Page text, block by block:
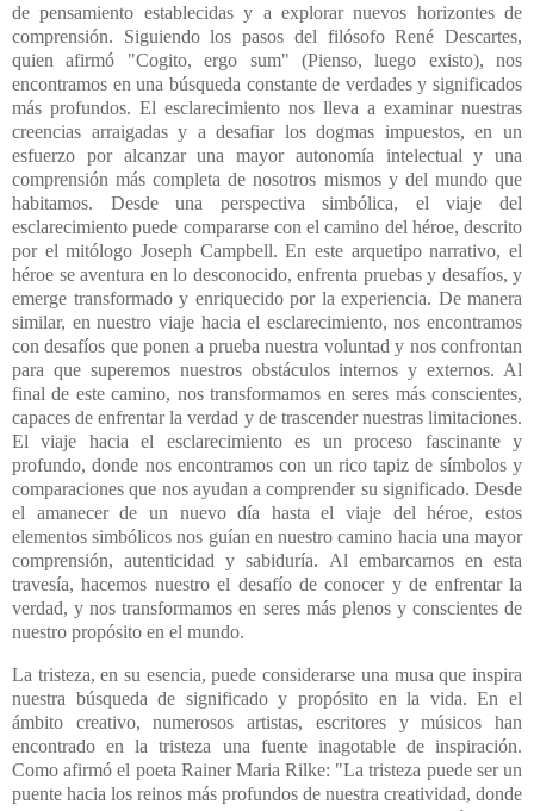
de pensamiento establecidas y a explorar nuevos horizontes de
comprensión. Siguiendo los pasos del filósofo René Descartes,
quien afirmó "Cogito, ergo sum" (Pienso, luego existo), nos
encontramos en una búsqueda constante de verdades y significados
más profundos. El esclarecimiento nos lleva a examinar nuestras
creencias arraigadas y a desafiar los dogmas impuestos, en un
esfuerzo por alcanzar una mayor autonomía intelectual y una
comprensión más completa de nosotros mismos y del mundo que
habitamos. Desde una perspectiva simbólica, el viaje del
esclarecimiento puede compararse con el camino del héroe, descrito
por el mitólogo Joseph Campbell. En este arquetipo narrativo, el
héroe se aventura en lo desconocido, enfrenta pruebas y desafíos, y
emerge transformado y enriquecido por la experiencia. De manera
similar, en nuestro viaje hacia el esclarecimiento, nos encontramos
con desafíos que ponen a prueba nuestra voluntad y nos confrontan
para que superemos nuestros obstáculos internos y externos. Al
final de este camino, nos transformamos en seres más conscientes,
capaces de enfrentar la verdad y de trascender nuestras limitaciones.
El viaje hacia el esclarecimiento es un proceso fascinante y
profundo, donde nos encontramos con un rico tapiz de símbolos y
comparaciones que nos ayudan a comprender su significado. Desde
el amanecer de un nuevo día hasta el viaje del héroe, estos
elementos simbólicos nos guían en nuestro camino hacia una mayor
comprensión, autenticidad y sabiduría. Al embarcarnos en esta
travesía, hacemos nuestro el desafío de conocer y de enfrentar la
verdad, y nos transformamos en seres más plenos y conscientes de
nuestro propósito en el mundo.
La tristeza, en su esencia, puede considerarse una musa que inspira
nuestra búsqueda de significado y propósito en la vida. En el
ámbito creativo, numerosos artistas, escritores y músicos han
encontrado en la tristeza una fuente inagotable de inspiración.
Como afirmó el poeta Rainer Maria Rilke: "La tristeza puede ser un
puente hacia los reinos más profundos de nuestra creatividad, donde